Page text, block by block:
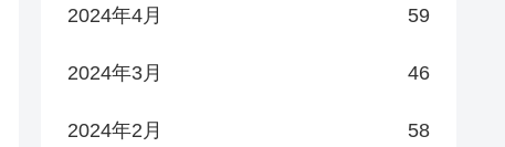
2024年4月 59
2024年3月 46
2024年2月 58